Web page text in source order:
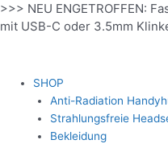
Zum
Inhalt
>>> NEU ENGETROFFEN:
mit USB-C oder 3.5mm
SHOP
Anti-Radiation
Strahlungsfreie
Bekleidung